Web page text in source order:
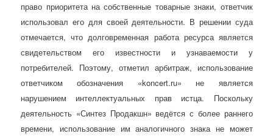
право приоритета на собственные товарные знаки, ответчик
использовал его для своей деятельности. В решении суда
отмечается, что долговременная работа ресурса является
свидетельством его известности и узнаваемости у
потребителей. Поэтому, отметил арбитраж, использование
ответчиком обозначения «koncert.ru» не является
нарушением интеллектуальных прав истца. Поскольку
деятельность «Синтез Продакшн» ведётся с более раннего
времени, использование им аналогичного знака не может